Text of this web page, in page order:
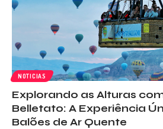
NOTICIAS
Explorando as Alturas
Belletato: A Experiência
Balões de Ar Quente